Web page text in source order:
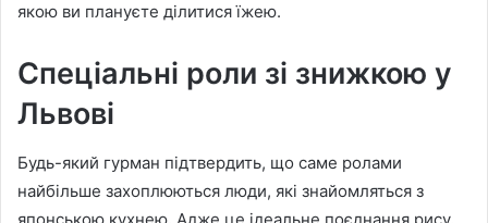
якою ви плануєте ділитися їжею.
Спеціальні роли зі знижкою у
Львові
Будь-який гурман підтвердить, що саме ролами
найбільше захоплюються люди, які знайомляться з